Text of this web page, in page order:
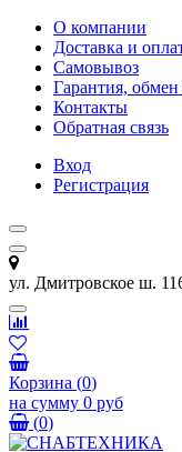
О компании
Доставка и
Самовывоз
Гарантия, обмен
Контакты
Обратная связь
Вход
Регистрация
ул. Дмитровское ш.
Корзина (0)
на сумму 0 руб
(0)